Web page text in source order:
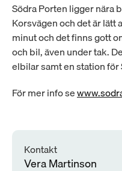
Södra Porten ligger nära
Korsvägen och det är lätt
minut och det finns gott
och bil, även under tak.
elbilar samt en station
För mer info se
Kontakt
Vera Martinson